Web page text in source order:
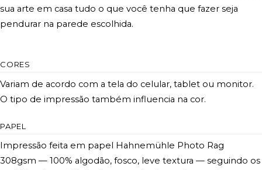
sua arte em casa tudo o que você tenha que fazer seja
pendurar na parede escolhida.
CORES
Variam de acordo com a tela do celular, tablet ou monitor.
O tipo de impressão também influencia na cor.
PAPEL
Impressão feita em papel Hahnemühle Photo Rag
308gsm — 100% algodão, fosco, leve textura — seguindo os